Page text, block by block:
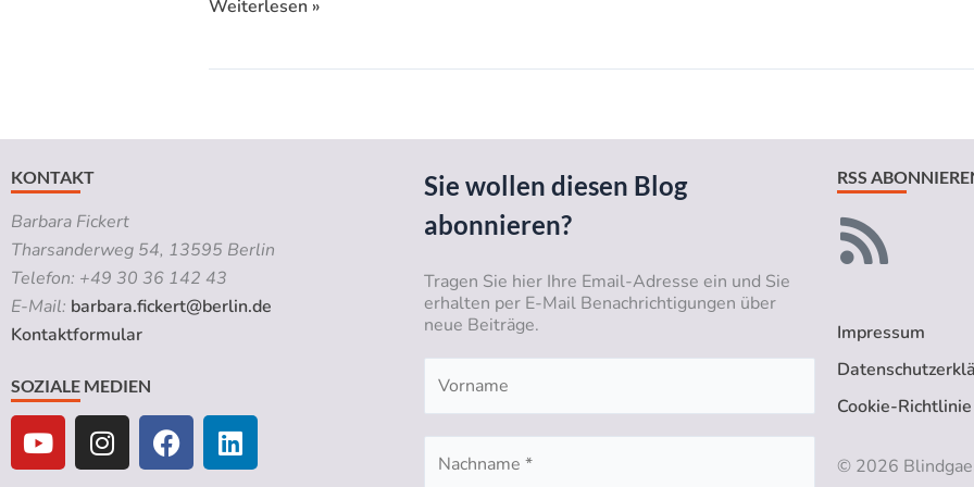
Weiterlesen »
KONTAKT
Barbara Fickert
Tharsanderweg 54, 13595 Berlin
Telefon: +49 30 36 142 43
E-Mail: barbara.fickert@berlin.de
Kontaktformular
SOZIALE MEDIEN
Y
o
u
I
n
s
F
a
c
L
i
n
Sie wollen diesen Blog
abonnieren?
Tragen Sie hier Ihre Email-Adresse ein und Sie
erhalten per E-Mail Benachrichtigungen über
neue Beiträge.
RSS
Impressum
Cookie-Richtlinie
© 2026